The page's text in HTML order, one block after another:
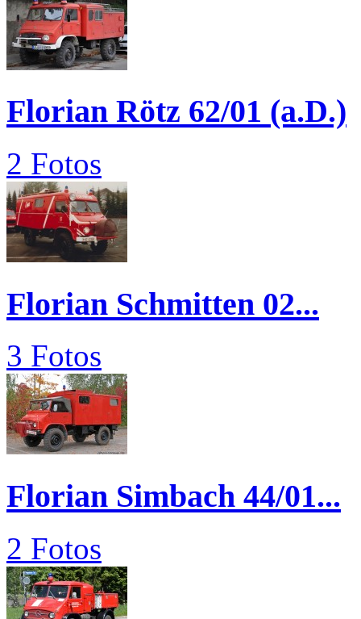
Florian Rötz 62/01 (a.D.)
2 Fotos
Florian Schmitten 02...
3 Fotos
Florian Simbach 44/01...
2 Fotos